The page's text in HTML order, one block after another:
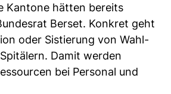
Kantone hätten bereits
Berset. Konkret geht
oder Sistierung von Wahl-
Damit werden
bei Personal und